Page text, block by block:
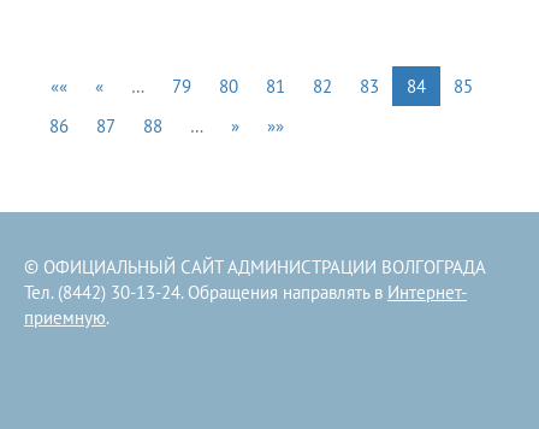
«« « … 79 80 81 82 83 84
85
86
87 88 … » »»
© ОФИЦИАЛЬНЫЙ САЙТ АДМИНИСТРАЦИИ ВОЛГОГРАДА
Тел. (8442) 30-13-24. Обращения направлять в Интернет-
приемную.